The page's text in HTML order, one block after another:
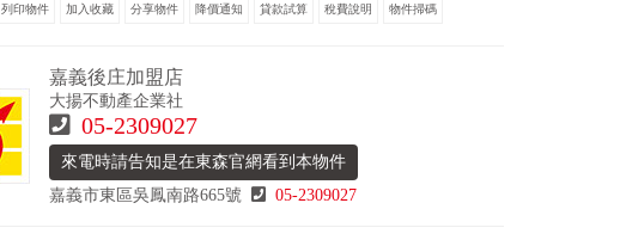
列印物件 分享物件 降價通知 貸款試算 稅費說明 物件掃碼
嘉義後庄加盟店
大揚不動產企業社
05-2309027
來電時請告知是在東森官網看到本物件
嘉義市東區吳鳳南路665號
05-2309027